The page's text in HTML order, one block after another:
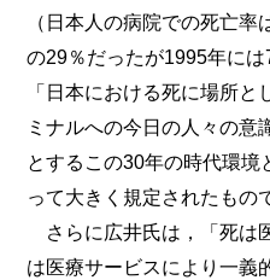
（日本人の病院での死亡
の29％だったが1995年には
「日本における死に場所
ミナルへの今日の人々の意
とするこの30年の時代環境
って大きく規定されたもの
さらに広井氏は，「死は
は医療サービスにより一義